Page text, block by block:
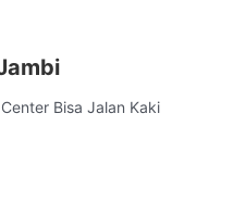
Bisa Jalan Kaki